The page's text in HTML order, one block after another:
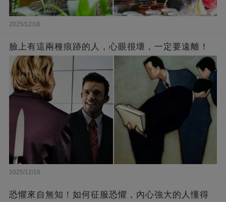
2025/12/16
臉上有這兩種痕跡的人，心眼很壞，一定要遠離！
2025/12/16
恐懼來自無知！如何征服恐懼，內心強大的人懂得